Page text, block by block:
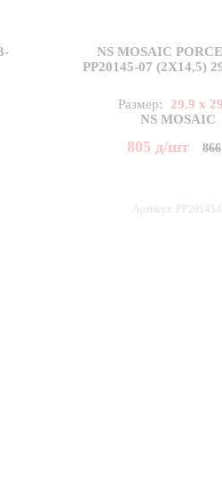
NS MOSAIC
PP20145-07 (2X14,5)
Размер:
29.9 x
NS MOSAIC
805д/шт 866
Артикул: PP20145-